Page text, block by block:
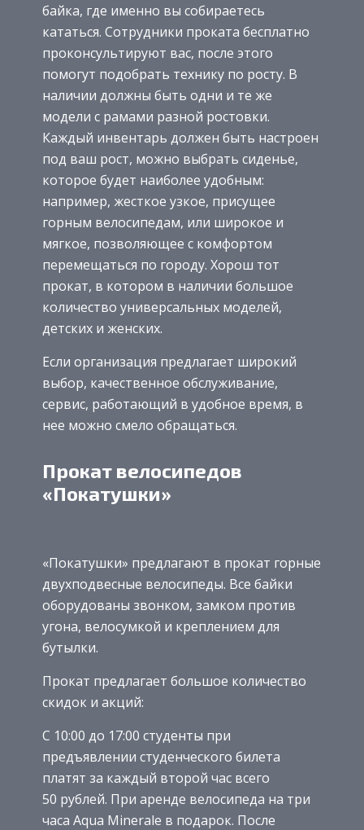
байка, где именно вы собираетесь
кататься. Сотрудники проката бесплатно
проконсультируют вас, после этого
помогут подобрать технику по росту. В
наличии должны быть одни и те же
модели с рамами разной ростовки.
Каждый инвентарь должен быть настроен
под ваш рост, можно выбрать сиденье,
которое будет наиболее удобным:
например, жесткое узкое, присущее
горным велосипедам, или широкое и
мягкое, позволяющее с комфортом
перемещаться по городу. Хорош тот
прокат, в котором в наличии большое
количество универсальных моделей,
детских и женских.
Если организация предлагает широкий
выбор, качественное обслуживание,
сервис, работающий в удобное время, в
нее можно смело обращаться.
Прокат велосипедов
«Покатушки»
«Покатушки» предлагают в прокат горные
двухподвесные велосипеды. Все байки
оборудованы звонком, замком против
угона, велосумкой и креплением для
бутылки.
Прокат предлагает большое количество
скидок и акций:
С 10:00 до 17:00 студенты при
предъявлении студенческого билета
платят за каждый второй час всего
50 рублей. При аренде велосипеда на три
часа Aqua Minerale в подарок. После